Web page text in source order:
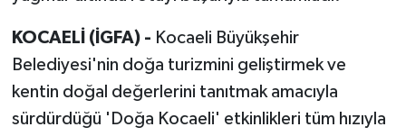
KOCAELİ (İGFA) - Kocaeli Büyükşehir
Belediyesi'nin doğa turizmini geliştirmek ve
kentin doğal değerlerini tanıtmak amacıyla
sürdürdüğü 'Doğa Kocaeli' etkinlikleri tüm hızıyla